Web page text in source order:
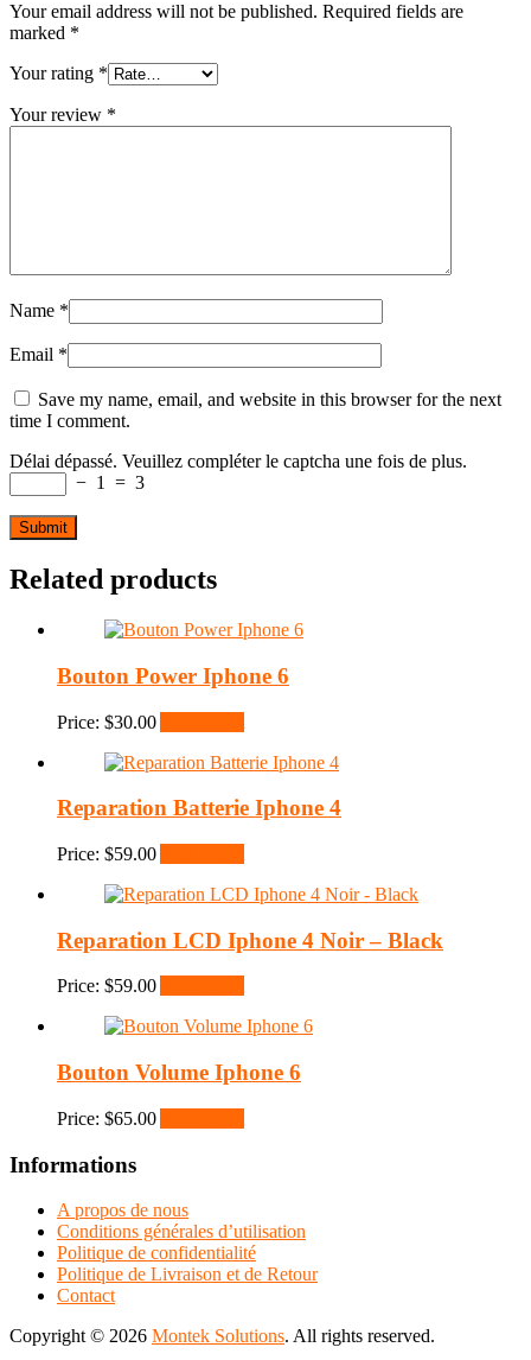
Your email address will not be published. Required fields are
marked *
Your rating *
Your review *
Name *
Email *
Save my name, email, and website in this browser for the next
time I comment.
Délai dépassé. Veuillez compléter le captcha une fois de plus.
− 1 = 3
Related products
Bouton Power Iphone 6
Price: $30.00
Reparation Batterie Iphone 4
Price: $59.00
Reparation LCD Iphone 4 Noir – Black
Price: $59.00
Bouton Volume Iphone 6
Price: $65.00
Informations
A propos de nous
Conditions générales d’utilisation
Politique de confidentialité
Politique de Livraison et de Retour
Contact
Copyright © 2026 Montek Solutions. All rights reserved.